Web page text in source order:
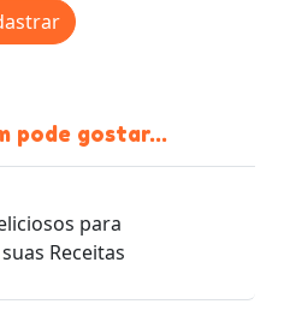
pode gostar...
para
Receitas